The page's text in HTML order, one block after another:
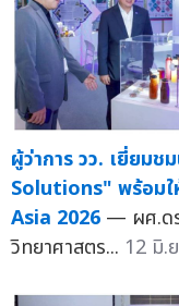
ผู้ว่าการ วว. เยี่ยม
Solutions" พร้อมใ
Asia 2026 — ผศ.ด
วิทยาศาสตร... 12 มิ.